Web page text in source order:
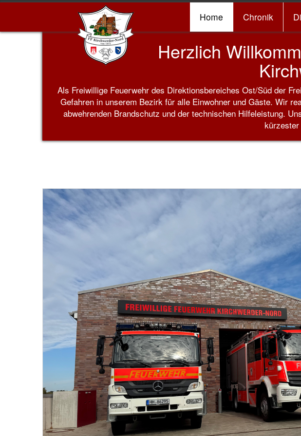
Home Chronik
Herzlich Willkommen
Als Freiwillige Feuerwehr des Direktionsbereiches Ost/Süd der
Gefahren in unserem Bezirk für alle Einwohner und Gäste. Wir
abwehrenden Brandschutz und der technischen Hilfeleistung.